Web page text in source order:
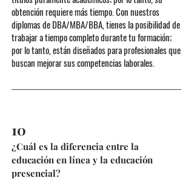
obtención requiere más tiempo. Con nuestros
diplomas de DBA/MBA/BBA, tienes la posibilidad de
trabajar a tiempo completo durante tu formación;
por lo tanto, están diseñados para profesionales que
buscan mejorar sus competencias laborales.
10
¿Cuál es la diferencia entre la
educación en línea y la educación
presencial?